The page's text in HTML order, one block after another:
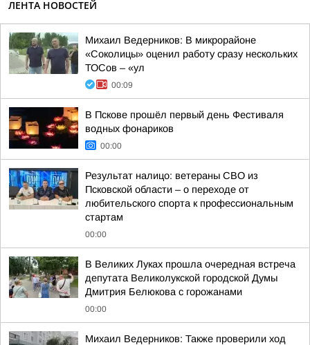
ЛЕНТА НОВОСТЕЙ
Михаил Ведерников: В микрорайоне
«Соколицы» оценил работу сразу нескольких
ТОСов – «ул
00:09
В Пскове прошёл первый день Фестиваля
водных фонариков
00:00
Результат налицо: ветераны СВО из
Псковской области – о переходе от
любительского спорта к профессиональным
стартам
00:00
В Великих Луках прошла очередная встреча
депутата Великолукской городской Думы
Дмитрия Белюкова с горожанами
00:00
Михаил Ведерников: Также проверили ход